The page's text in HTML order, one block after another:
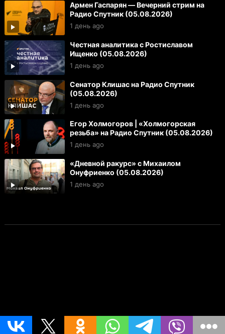
Армен Гаспарян — Вечерний стрим на
Радио Спутник (05.08.2026)
1 день ago
Честная аналитика с Ростиславом
Ищенко (05.08.2026)
1 день ago
Сенатор Клишас на Радио Спутник
(05.08.2026)
1 день ago
Егор Холмогоров | «Холмогорская
резьба» на Радио Спутник (05.08.2026)
1 день ago
«Дневной ракурс» с Михаилом
Онуфриенко (05.08.2026)
1 день ago